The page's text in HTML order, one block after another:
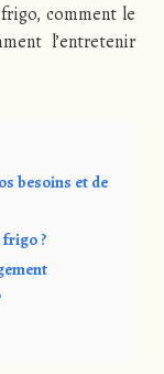
comment le
l’entretenir
besoins et de
?